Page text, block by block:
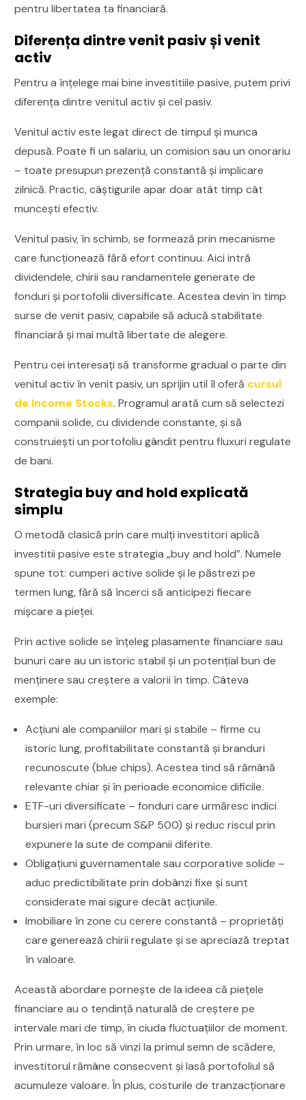
pentru libertatea ta financiară.
Diferența dintre venit pasiv și venit
activ
Pentru a înțelege mai bine investitiile pasive, putem privi
diferența dintre venitul activ și cel pasiv.
Venitul activ este legat direct de timpul și munca
depusă. Poate fi un salariu, un comision sau un onorariu
– toate presupun prezență constantă și implicare
zilnică. Practic, câștigurile apar doar atât timp cât
muncești efectiv.
Venitul pasiv, în schimb, se formează prin mecanisme
care funcționează fără efort continuu. Aici intră
dividendele, chirii sau randamentele generate de
fonduri și portofolii diversificate. Acestea devin în timp
surse de venit pasiv, capabile să aducă stabilitate
financiară și mai multă libertate de alegere.
Pentru cei interesați să transforme gradual o parte din
venitul activ în venit pasiv, un sprijin util îl oferă cursul
de Income Stocks. Programul arată cum să selectezi
companii solide, cu dividende constante, și să
construiești un portofoliu gândit pentru fluxuri regulate
de bani.
Strategia buy and hold explicată
simplu
O metodă clasică prin care mulți investitori aplică
investitii pasive este strategia „buy and hold”. Numele
spune tot: cumperi active solide și le păstrezi pe
termen lung, fără să încerci să anticipezi fiecare
mișcare a pieței.
Prin active solide se înțeleg plasamente financiare sau
bunuri care au un istoric stabil și un potențial bun de
menținere sau creștere a valorii în timp. Câteva
exemple:
Acțiuni ale companiilor mari și stabile – firme cu
istoric lung, profitabilitate constantă și branduri
recunoscute (blue chips). Acestea tind să rămână
relevante chiar și în perioade economice dificile.
ETF-uri diversificate – fonduri care urmăresc indici
bursieri mari (precum S&P 500) și reduc riscul prin
expunere la sute de companii diferite.
Obligațiuni guvernamentale sau corporative solide –
aduc predictibilitate prin dobânzi fixe și sunt
considerate mai sigure decât acțiunile.
Imobiliare în zone cu cerere constantă – proprietăți
care generează chirii regulate și se apreciază treptat
în valoare.
Această abordare pornește de la ideea că piețele
financiare au o tendință naturală de creștere pe
intervale mari de timp, în ciuda fluctuațiilor de moment.
Prin urmare, în loc să vinzi la primul semn de scădere,
investitorul rămâne consecvent și lasă portofoliul să
acumuleze valoare. În plus, costurile de tranzacționare